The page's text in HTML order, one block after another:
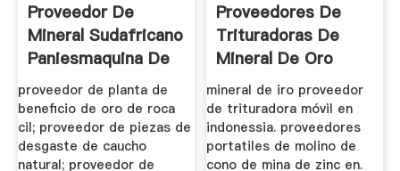
Proveedor De
Mineral Sudafricano
Paniesmaquina De
Mineria ...
proveedor de planta de
beneficio de oro de roca
cil; proveedor de piezas de
desgaste de caucho
natural; proveedor de
Proveedores De
Trituradoras De
Mineral De Oro
Mandibula ...
mineral de iro proveedor
de trituradora móvil en
indonessia. proveedores
portatiles de molino de
cono de mina de zinc en.